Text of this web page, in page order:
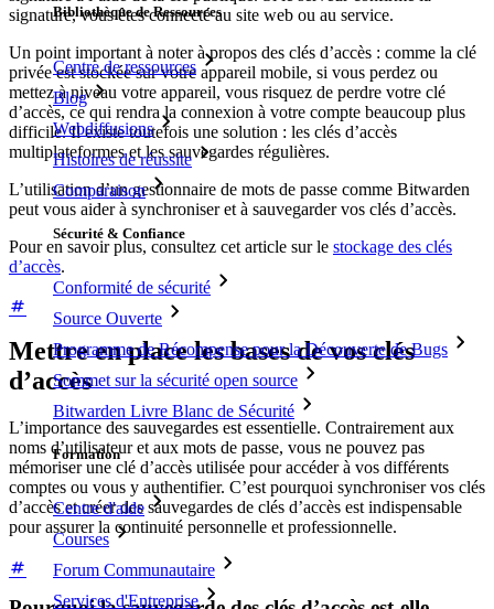
Bibliothèque de Ressources
Centre de ressources
Blog
Webdiffusions
Histoires de réussite
Comparaison
Sécurité & Confiance
Conformité de sécurité
Source Ouverte
Programme de Récompense pour la Découverte de Bugs
Sommet sur la sécurité open source
Bitwarden Livre Blanc de Sécurité
Formation
Centre d'aide
Courses
Forum Communautaire
Services d'Entreprise
signature, vous êtes connecté au site web ou au service.
Un point important à noter à propos des clés d’accès : comme la clé
privée est stockée sur votre appareil mobile, si vous perdez ou
mettez à niveau votre appareil, vous risquez de perdre votre clé
d’accès, ce qui rendra la connexion à votre compte beaucoup plus
difficile. Il existe toutefois une solution : les clés d’accès
multiplateformes et les sauvegardes régulières.
L’utilisation d’un gestionnaire de mots de passe comme Bitwarden
peut vous aider à synchroniser et à sauvegarder vos clés d’accès.
Pour en savoir plus, consultez cet article sur le stockage des clés
d’accès.
Mettre en place les bases de vos clés
d’accès
L’importance des sauvegardes est essentielle. Contrairement aux
noms d’utilisateur et aux mots de passe, vous ne pouvez pas
mémoriser une clé d’accès utilisée pour accéder à vos différents
comptes ou vous y authentifier. C’est pourquoi synchroniser vos clés
d’accès et créer des sauvegardes de clés d’accès est indispensable
pour assurer la continuité personnelle et professionnelle.